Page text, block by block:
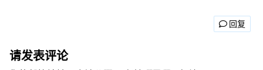
回复
请发表评论